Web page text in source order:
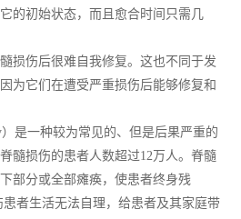
的初始状态，而且愈合时间只需几
损伤后很难自我修复。这也不同于发
为它们在遭受严重损伤后能够修复和
是一种较为常见的、但是后果严重的
髓损伤的患者人数超过12万人。脊髓
部分或全部瘫痪，使患者终身残
者生活无法自理，给患者及其家庭带